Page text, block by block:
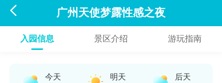
 广州天使梦露性感之夜
入园信息 景区介绍 游玩指南
今天 明天 后天